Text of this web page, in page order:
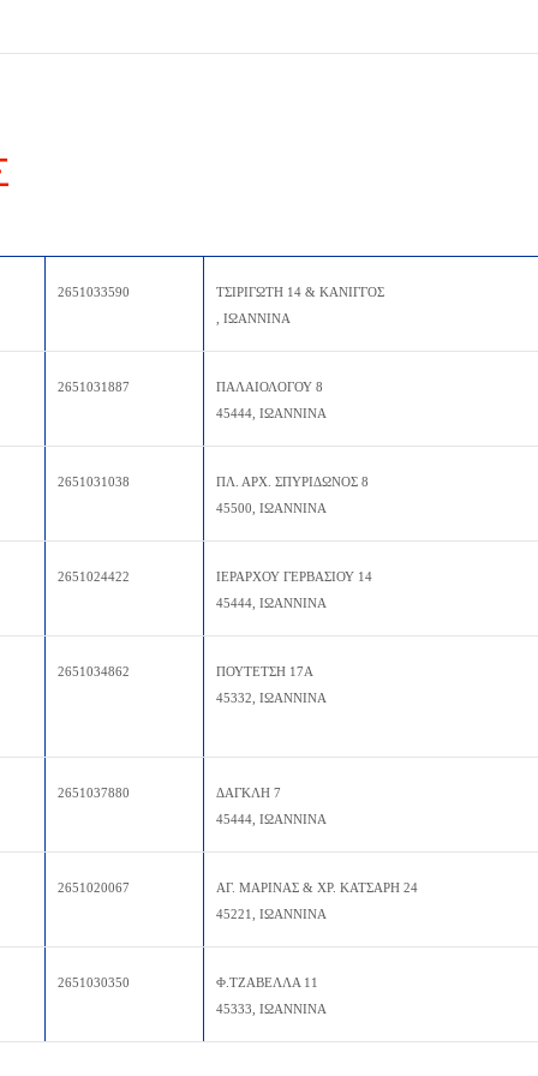
2651033590
ΤΣΙΡΙΓΩΤΗ 14 & ΚΑΝΙΓΓΟΣ
, ΙΩΑΝΝΙΝΑ
2651031887
ΠΑΛΑΙΟΛΟΓΟΥ 8
45444, ΙΩΑΝΝΙΝΑ
2651031038
ΠΛ. ΑΡΧ. ΣΠΥΡΙΔΩΝΟΣ 8
45500, ΙΩΑΝΝΙΝΑ
2651024422
ΙΕΡΑΡΧΟΥ ΓΕΡΒΑΣΙΟΥ 14
45444, ΙΩΑΝΝΙΝΑ
2651034862
ΠΟΥΤΕΤΣΗ 17Α
45332, ΙΩΑΝΝΙΝΑ
2651037880
ΔΑΓΚΛΗ 7
45444, ΙΩΑΝΝΙΝΑ
2651020067
ΑΓ. ΜΑΡINΑΣ & ΧΡ. ΚΑΤΣΑΡΗ 24
45221, ΙΩΑΝΝΙΝΑ
2651030350
Φ.ΤΖΑΒΕΛΛΑ 11
45333, ΙΩΑΝΝΙΝΑ